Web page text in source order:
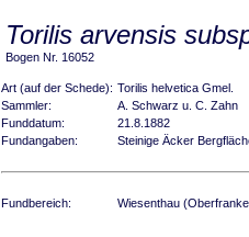
Torilis arvensis
Bogen Nr. 16052
Art (auf der Schede): Torilis helvetica Gmel.
Sammler:
A. Schwarz u. C. Zahn
Funddatum:
21.8.1882
Fundangaben:
Steinige Äcker
Fundbereich: Wiesenthau